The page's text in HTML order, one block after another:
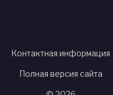
Контактная информация
Полная версия сайта